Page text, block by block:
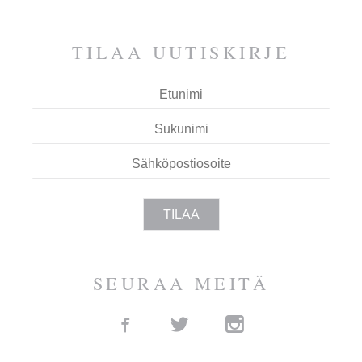
TILAA UUTIS­KIRJE
SEURAA MEITÄ
FacebookTwitter